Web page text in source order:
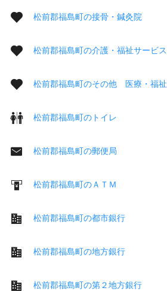
松前郡福島町の接骨・鍼灸院
松前郡福島町の介護・福祉サービス
松前郡福島町のその他 医療・福祉
松前郡福島町のトイレ
松前郡福島町の郵便局
松前郡福島町のＡＴＭ
松前郡福島町の都市銀行
松前郡福島町の地方銀行
松前郡福島町の第２地方銀行